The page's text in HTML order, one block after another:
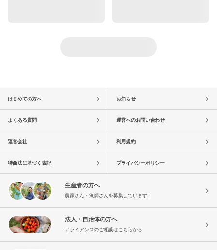
はじめての方へ お知らせ
よくある質問 運営へのお問い合わせ
運営会社 利用規約
特商法に基づく表記 プライバシーポリシー
生産者の方へ
農家さん・漁師さんを募集しています!
法人・自治体の方へ
アライアンスのご相談はこちらから